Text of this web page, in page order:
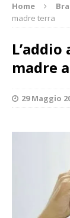
Home Bra
madre terra
madre
29 Maggio